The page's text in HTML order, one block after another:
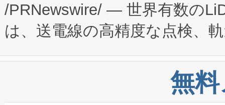
プログラムには、施設設計・
に関する技術移転および知的
構造化トレーニングカリキュ
上げおよび商用化段階におけ
設備整備および立ち上げ調整
た。 Voltaiq独自のAI搭載プラ
定、統合、導入、運用に至る
安全性を追跡し、確保する事
増加しているデータセンター
る電力網に大きな負担をかけ
/PRNewswire/ — 世界有数の
は、送電線の高精度な点検、
や穀物倉庫におけるバルク材
リューション「Avia 2」を発
したAvia 2は、1,000メート
無